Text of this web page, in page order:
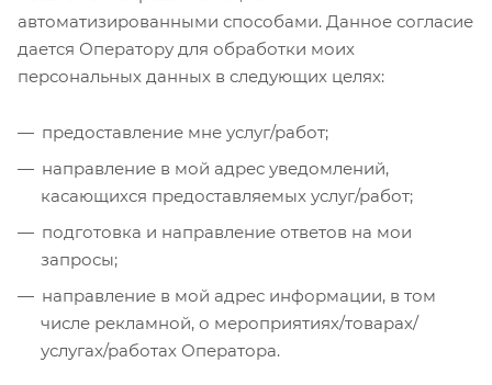
автоматизированными способами. Данное согласие
дается Оператору для обработки моих
персональных данных в следующих целях:
предоставление мне услуг/работ;
направление в мой адрес уведомлений,
касающихся предоставляемых услуг/работ;
подготовка и направление ответов на мои
запросы;
направление в мой адрес информации, в том
числе рекламной, о мероприятиях/товарах/
услугах/работах Оператора.